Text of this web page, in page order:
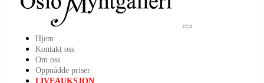
Toggle
Hjem
Kontakt oss
Om oss
Oppnådde priser
LIVEAUKSJON